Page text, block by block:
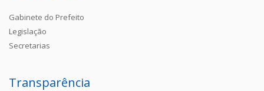
Gabinete do Prefeito
Legislação
Secretarias
Transparência